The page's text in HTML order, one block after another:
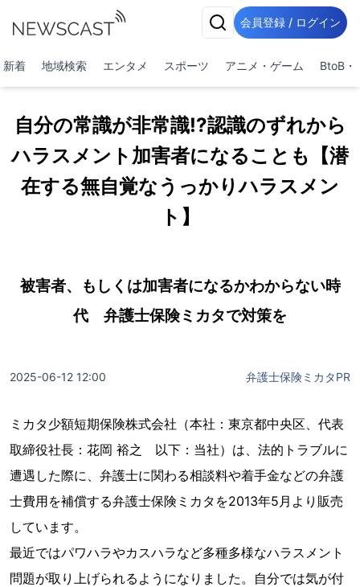
会員登録 / ログイン
新着 地域検索 エンタメ スポーツ アニメ・ゲーム BtoB・
自分の常識が非常識!?認識のずれから
ハラスメント加害者になることも【潜
在する無自覚なうっかりハラスメン
ト】
被害者、もしくは加害者になるかわからない時
代 弁護士保険ミカタで対策を
2025-06-12 12:00 弁護士保険ミカタPR
ミカタ少額短期保険株式会社（本社：東京都中央区、代表
取締役社長：花岡 裕之 以下：当社）は、法的トラブルに
遭遇した際に、弁護士に関わる相談料や着手金などの弁護
士費用を補償する弁護士保険ミカタを2013年5月より販売
しています。
最近ではパワハラやカスハラなど多種多様なハラスメント
問題が取り上げられるようになりました。自分では気が付